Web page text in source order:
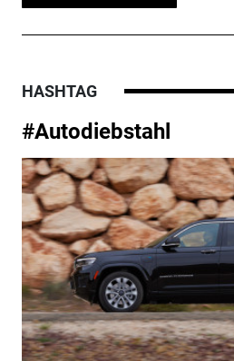
HASHTAG
#Autodiebstahl